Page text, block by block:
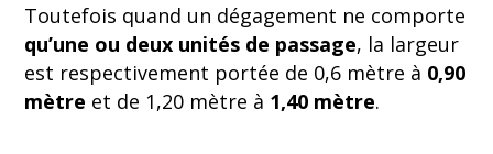
Toutefois quand un dégagement ne comporte
qu’une ou deux unités de passage, la largeur
est respectivement portée de 0,6 mètre à 0,90
mètre et de 1,20 mètre à 1,40 mètre.